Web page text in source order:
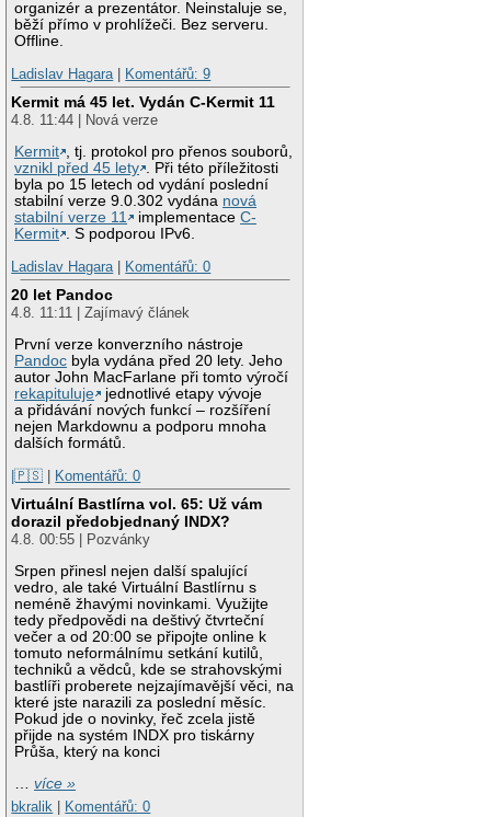
organizér a prezentátor. Neinstaluje se,
běží přímo v prohlížeči. Bez serveru.
Offline.
Ladislav Hagara | Komentářů: 9
Kermit má 45 let. Vydán C-Kermit 11
4.8. 11:44 | Nová verze
Kermit , tj. protokol pro přenos souborů,
vznikl před 45 lety . Při této příležitosti
byla po 15 letech od vydání poslední
stabilní verze 9.0.302 vydána nová
stabilní verze 11
implementaceC-
Kermit . S podporou IPv6.
Ladislav Hagara | Komentářů: 0
20 let Pandoc
4.8. 11:11 | Zajímavý článek
První verze konverzního nástroje
Pandoc byla vydána před 20 lety. Jeho
autor John MacFarlane při tomto výročí
rekapituluje
jednotlivé etapy vývoje
a přidávání nových funkcí – rozšíření
nejen Markdownu a podporu mnoha
dalších formátů.
|🇵🇸 | Komentářů: 0
Virtuální Bastlírna vol. 65: Už vám
dorazil předobjednaný INDX?
4.8. 00:55 | Pozvánky
Srpen přinesl nejen další spalující
vedro, ale také Virtuální Bastlírnu s
neméně žhavými novinkami. Využijte
tedy předpovědi na deštivý čtvrteční
večer a od 20:00 se připojte online k
tomuto neformálnímu setkání kutilů,
techniků a vědců, kde se strahovskými
bastlíři proberete nejzajímavější věci, na
které jste narazili za poslední měsíc.
Pokud jde o novinky, řeč zcela jistě
přijde na systém INDX pro tiskárny
Průša, který na konci
…více »
bkralik
Komentářů: 0